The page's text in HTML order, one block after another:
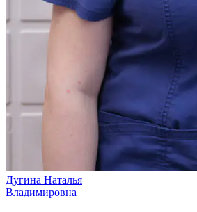
Дугина Наталья
Владимировна